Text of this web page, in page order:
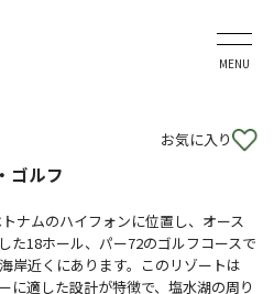
MENU
ゴルフ
お気に入り
ナムのハイフォンに位置し、オース
た18ホール、パー72のゴルフコースで
岸近くにあります。このリゾートは
に適した設計が特徴で、塩水湖の周り